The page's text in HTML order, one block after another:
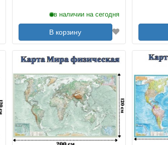
в наличии на сегодня
В корзину